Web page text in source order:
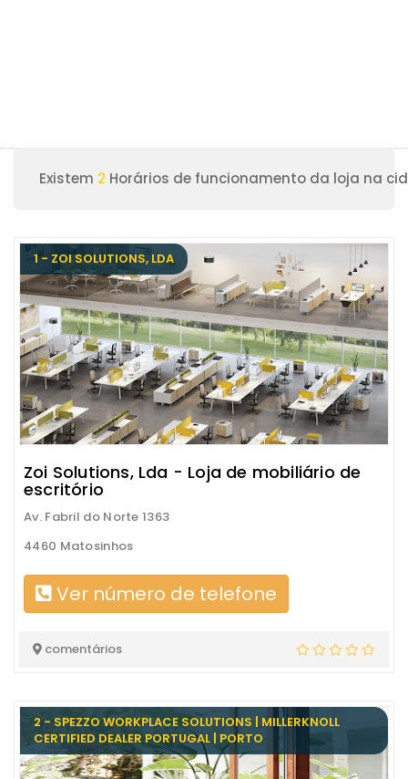
Existem 2 Horários de funcionamento da loja na
1 - ZOI SOLUTIONS, LDA
Zoi Solutions, Lda - Loja de mobiliário de
escritório
Av. Fabril do Norte 1363
4460 Matosinhos
Ver número de telefone
comentários
2 - SPEZZO WORKPLACE SOLUTIONS | MILLERKNOLL
CERTIFIED DEALER PORTUGAL | PORTO